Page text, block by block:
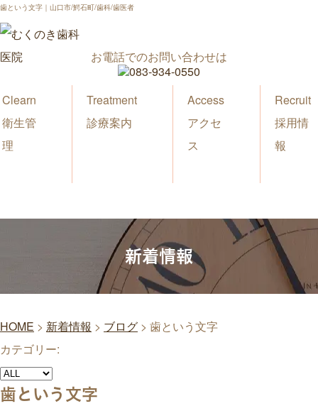
歯という文字｜山口市/鰐石町/歯科/歯医者
お電話でのお問い合わせは
Clearn
衛生管
理
Treatment
診療案内
Access
アクセ
ス
Recruit
採用情
報
新着情報
HOME > 新着情報 > ブログ > 歯という文字
カテゴリー:
歯という文字